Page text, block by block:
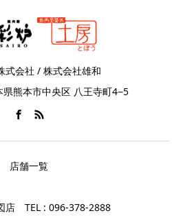
式会社 / 株式会社雄和
熊本市中央区 八王寺町4−5
店舗一覧
店 TEL : 096-378-2888